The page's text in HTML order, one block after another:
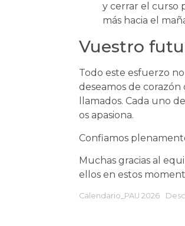
y cerrar el curso
más hacia el
Vuestro
Todo este esfuerzo
deseamos de
llamados. Cada uno
os apasiona.
Confiamos
Muchas gracias al
ellos en estos
Calendario_PAU 2026